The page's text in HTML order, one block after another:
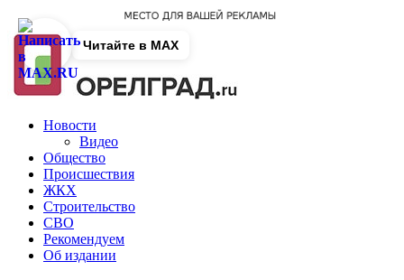
Новости
Видео
Общество
Происшествия
ЖКХ
Строительство
СВО
Рекомендуем
Об издании
Читайте в MAX